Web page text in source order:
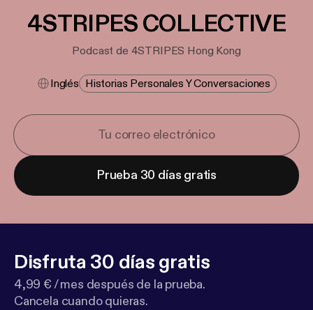
4STRIPES COLLECTIVE
Podcast de 4STRIPES Hong Kong
Inglés Historias Personales Y Conversaciones
Prueba 30 días gratis
Disfruta 30 días gratis
4,99 € / mes después de la prueba.
Cancela cuando quieras.